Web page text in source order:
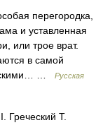
перегородка,
и уставленная
или трое врат.
в самой
…
Русская
Т.